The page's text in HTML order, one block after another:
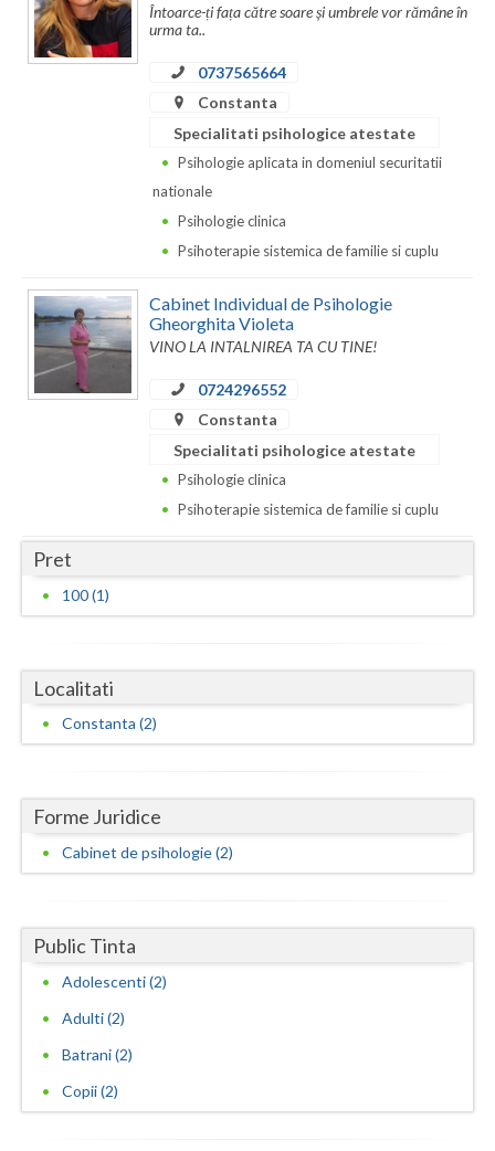
Calarasi
Caras-Severin
Galati
Giurgiu
Ialomita
Maramures
Mehedinti
Neamt
Olt
Salaj
Satu-Mare
Teleorman
Întoarce-ți fața către soare și umbrele vor rămâne în
urma ta..
0737565664
Constanta
Specialitati psihologice atestate
Psihologie aplicata in domeniul securitatii
nationale
Psihologie clinica
Psihoterapie sistemica de familie si cuplu
Cabinet Individual de Psihologie
Gheorghita Violeta
VINO LA INTALNIREA TA CU TINE!
0724296552
Constanta
Specialitati psihologice atestate
Psihologie clinica
Psihoterapie sistemica de familie si cuplu
Pret
100 (1)
Localitati
Constanta (2)
Forme Juridice
Cabinet de psihologie (2)
Public Tinta
Adolescenti (2)
Adulti (2)
Batrani (2)
Copii (2)